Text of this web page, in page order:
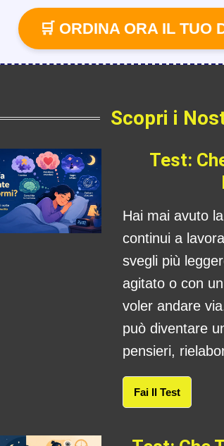
🛒 ORDINA ORA IL TUO
Scopri i
Test:
Hai mai avuto
continui a
svegli più
agitato o con
voler andare
può diventare
pensieri,
Fai Il Test